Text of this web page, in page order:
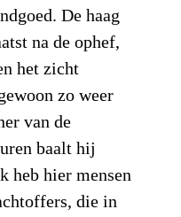
De haag
na de ophef,
het zicht
zo weer
van de
baalt hij
heb hier mensen
die in